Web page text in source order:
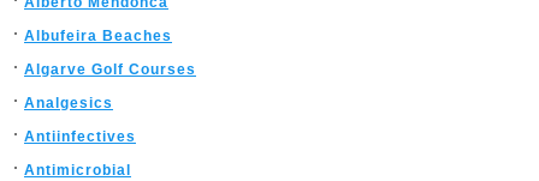
Albufeira Beaches
Algarve Golf Courses
Analgesics
Antiinfectives
Antimicrobial